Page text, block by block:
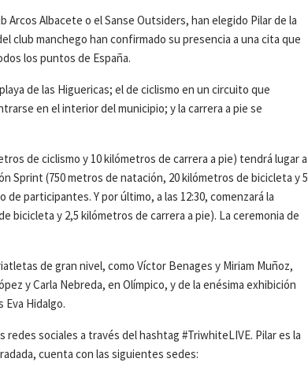
Albacete o el Sanse Outsiders, han elegido Pilar de la
club manchego han confirmado su presencia a una cita que
los puntos de España.
de las Higuericas; el de ciclismo en un circuito que
en el interior del municipio; y la carrera a pie se
de ciclismo y 10 kilómetros de carrera a pie) tendrá lugar a
Sprint (750 metros de natación, 20 kilómetros de bicicleta y 5
participantes. Y por último, a las 12:30, comenzará la
bicicleta y 2,5 kilómetros de carrera a pie). La ceremonia de
de gran nivel, como Víctor Benages y Miriam Muñoz,
y Carla Nebreda, en Olímpico, y de la enésima exhibición
Hidalgo.
sociales a través del hashtag #TriwhiteLIVE. Pilar es la
cuenta con las siguientes sedes: